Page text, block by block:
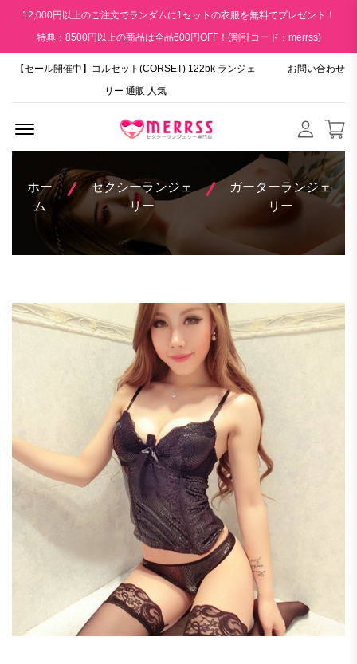
12,000円以上のご注文でランダムに1セットの衣服を無料でプレゼント！
特典：8500円以上の商品は全品600円OFF！(割引コード：merrss)
【セール開催中】コルセット(CORSET) 122bk ランジェ
リー 通販 人気
お問い合わせ
ホー
ム
セクシーランジェ
リー
ガーターランジェ
リー